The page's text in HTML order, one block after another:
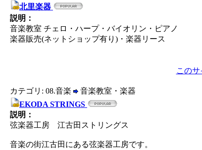
北里楽器
説明：
音楽教室 チェロ・ハープ・バイオリン・ピアノ
楽器販売(ネットショップ有り)・楽器リース
この
カテゴリ: 08.音楽
音楽教室・楽器
EKODA STRINGS
説明：
弦楽器工房 江古田ストリングス
音楽の街江古田にある弦楽器工房です。